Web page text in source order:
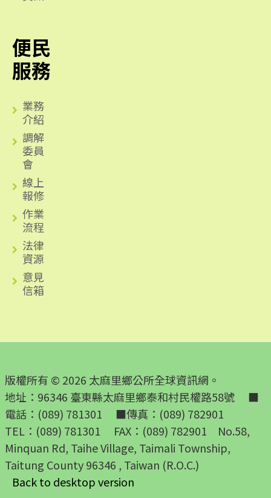
便民
服務
業務
介紹
調解
委員
會
線上
報修
作業
流程
法律
資源
意見
信箱
版權所有 © 2026 太麻里鄉公所全球資訊網。
地址：96346 臺東縣太麻里鄉泰和村民權路58號 ■
電話：(089) 781301 ■傳真：(089) 782901
TEL：(089) 781301 FAX：(089) 782901 No.58,
Minquan Rd, Taihe Village, Taimali Township,
Taitung County 96346 , Taiwan (R.O.C.)
Back to desktop version